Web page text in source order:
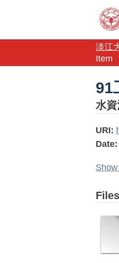
淡江
Item
91
水
URI:
Date: